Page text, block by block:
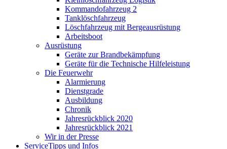
Kommandofahrzeug 2
Tanklöschfahrzeug
Löschfahrzeug mit Bergeausrüstung
Arbeitsboot
Ausrüstung
Geräte zur Brandbekämpfung
Geräte für die Technische Hilfeleistung
Die Feuerwehr
Alarmierung
Dienstgrade
Ausbildung
Chronik
Jahresrückblick 2020
Jahresrückblick 2021
Wir in der Presse
ServiceTipps und Infos